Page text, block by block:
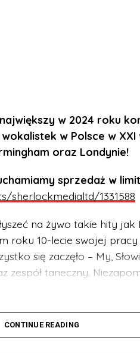
w 2024 roku
w Polsce w
oraz Londynie!
sprzedaż w
sherlockmedialtd/1331588
na żywo takie hity jak
roku 10-lecie swojej pracy
się zaczęło – My,
zespół taneczny.
wszystkich grup
CONTINUE READING